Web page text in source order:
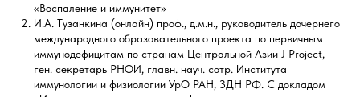
«Воспаление и иммунитет»
И.А. Тузанкина (онлайн) проф., д.м.н., руководитель дочернего
международного образовательного проекта по первичным
иммунодефицитам по странам Центральной Азии J Project,
ген. секретарь РНОИ, главн. науч. сотр. Института
иммунологии и физиологии УрО РАН, ЗДН РФ. С докладом